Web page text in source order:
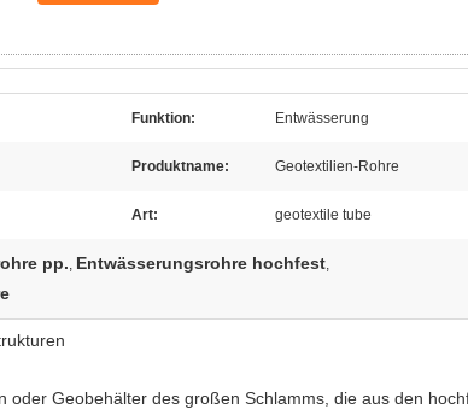
Funktion: Entwässerung
Produktname: Geotextilien-Rohre
Art: geotextile tube
pp., Entwässerungsrohre hochfest,
Geobehälter des großen Schlamms, die aus den